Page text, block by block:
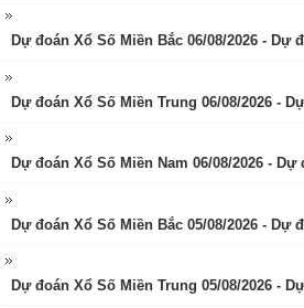
Dự đoán Xổ Số Miền Bắc 06/08/2026 - Dự
Dự đoán Xổ Số Miền Trung 06/08/2026 -
Dự đoán Xổ Số Miền Nam 06/08/2026 - Dự
Dự đoán Xổ Số Miền Bắc 05/08/2026 - Dự
Dự đoán Xổ Số Miền Trung 05/08/2026 -